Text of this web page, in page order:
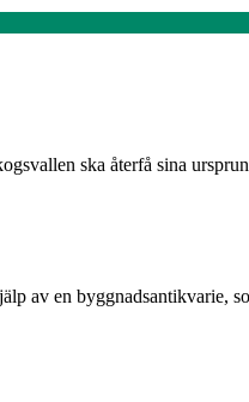
ska återfå sina
av en byggnadsantikvarie,